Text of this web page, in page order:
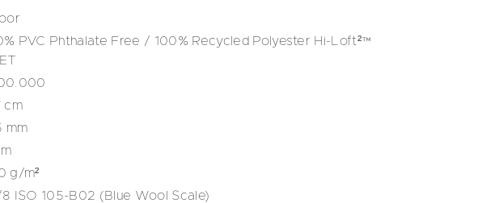
PVC Phthalate Free / 100% Recycled Polyester Hi-Loft²™
cm
mm
m
g/m²
ISO 105-B02 (Blue Wool Scale)